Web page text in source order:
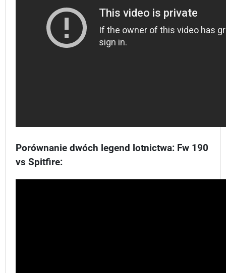
Porównanie dwóch legend lotnictwa: Fw 190
vs Spitfire: